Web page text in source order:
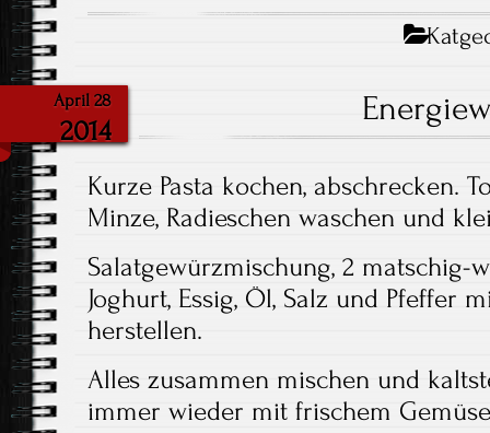
April 28
2014
Kurze Pasta kochen, abschrecken.
Minze, Radieschen waschen und
Salatgewürzmischung, 2 matschig-
Joghurt, Essig, Öl, Salz und Pfeffer
herstellen.
Alles zusammen mischen und
immer wieder mit frischem